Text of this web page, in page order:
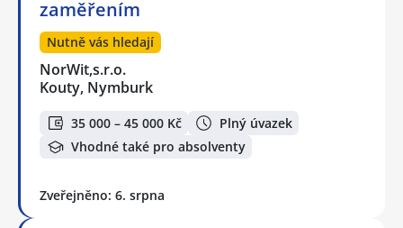
zaměřením
Nutně vás hledají
NorWit,s.r.o.
Kouty, Nymburk
35 000 – 45 000 Kč
Plný úvazek
Vhodné také pro absolventy
Zveřejněno: 6. srpna